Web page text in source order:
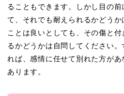
ることもできます。しかし目の
て、それでも耐えられるかどうか
ことは良いとしても、その傷と
るかどうかは自問してください
れば、感情に任せて別れた方が
あります。